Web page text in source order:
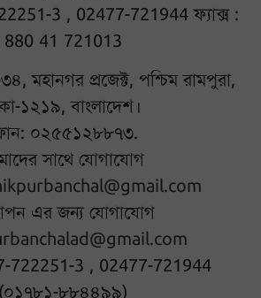
3 , 02477-721944 ফ্যাক্স :
880 41 721013
মহানগর প্রজেক্ট, পশ্চিম রামপুরা,
১২১৯, বাংলাদেশ।
০২৫৫১২৮৮৭৩.
সাথে যোগাযোগ
এর জন্য যোগাযোগ
722251-3 , 02477-721944
(০১৭৮১-৮৮৪৪৯৯)